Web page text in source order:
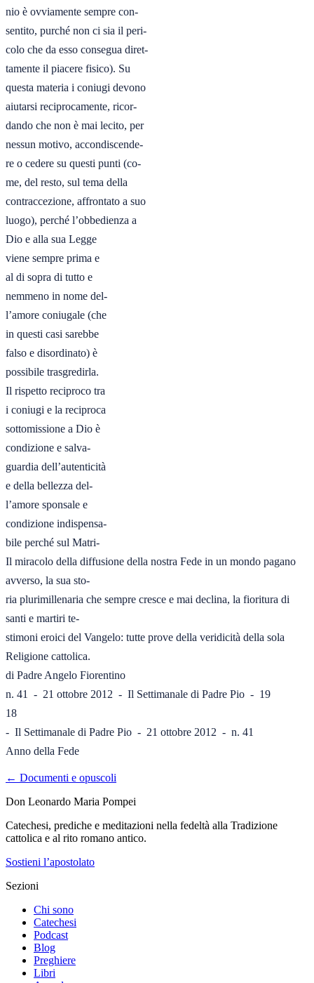
nio è ovviamente sempre con-
sentito, purché non ci sia il peri-
colo che da esso consegua diret-
tamente il piacere fisico). Su
questa materia i coniugi devono
aiutarsi reciprocamente, ricor-
dando che non è mai lecito, per
nessun motivo, accondiscende-
re o cedere su questi punti (co-
me, del resto, sul tema della
contraccezione, affrontato a suo
luogo), perché l’obbedienza a
Dio e alla sua Legge
viene sempre prima e
al di sopra di tutto e
nemmeno in nome del-
l’amore coniugale (che
in questi casi sarebbe
falso e disordinato) è
possibile trasgredirla.
Il rispetto reciproco tra
i coniugi e la reciproca
sottomissione a Dio è
condizione e salva-
guardia dell’autenticità
e della bellezza del-
l’amore sponsale e
condizione indispensa-
bile perché sul Matri-
Il miracolo della diffusione della nostra Fede in un mondo pagano
avverso, la sua sto-
ria plurimillenaria che sempre cresce e mai declina, la fioritura di
santi e martiri te-
stimoni eroici del Vangelo: tutte prove della veridicità della sola
Religione cattolica.
di Padre Angelo Fiorentino
n. 41  -  21 ottobre 2012  -  Il Settimanale di Padre Pio  -  19
18
-  Il Settimanale di Padre Pio  -  21 ottobre 2012  -  n. 41
Anno della Fede
← Documenti e opuscoli
Don Leonardo Maria Pompei
Catechesi, prediche e meditazioni nella fedeltà alla Tradizione
cattolica e al rito romano antico.
Sostieni l’apostolato
Sezioni
Chi sono
Catechesi
Podcast
Blog
Preghiere
Libri